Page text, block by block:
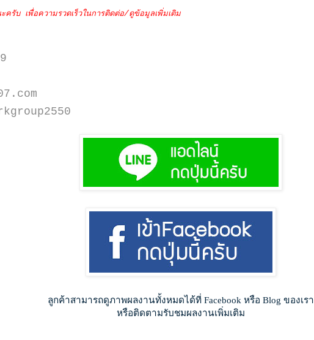
รับ เพื่อความรวดเร็วในการติดต่อ/ดูข้อมูลเพิ่มเติม
ลูกค้าสามารถดูภาพผลงานทั้งหมดได้ที่ Facebook หรือ Blog ของเรา
หรือติดตามรับชมผลงานเพิ่มเติม